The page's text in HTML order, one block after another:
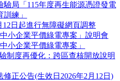
驗局「115年度再生能源憑證發電
練」
12日起進行無障礙網頁調整
小企業平價綠電專案」說明會
小企業平價綠電專案」
制度再優化：跨區查核開放說明
正公告(生效日2026年2月12日)